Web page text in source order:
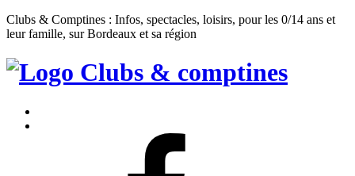
Clubs & Comptines : Infos, spectacles, loisirs, pour les 0/14 ans et
leur famille, sur Bordeaux et sa région
Clubs
Comptines